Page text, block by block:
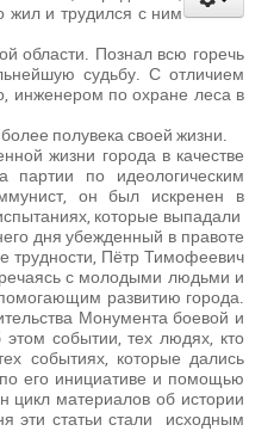
жил и трудился с ним
области. Познал всю горечь
судьбу. С отличием
инженером по охране леса в
полувека своей жизни.
жизни города в качестве
партии по идеологическим
он был искренен в
которые выпадали
дня убежденный в правоте
трудности, Пётр Тимофеевич
с молодыми людьми и
развитию города.
Монумента боевой и
событии, тех людях, кто
событиях, которые дались
его инициативе и помощью
цикл материалов об истории
эти статьи стали исходным